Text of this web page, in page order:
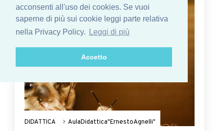
acconsenti all'uso dei cookies. Se vuoi
saperne di più sui cookie leggi parte relativa
nella Privacy Policy.
Leggi di più
Accetto
DIDATTICA AulaDidattica"ErnestoAgnelli"